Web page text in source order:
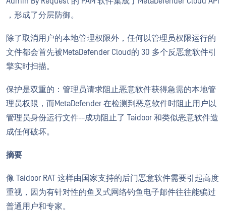
，形成了分层防御。
除了取消用户的本地管理权限外，任何以管理员权限运行的
文件都会首先被MetaDefender Cloud的 30 多个反恶意软件引
擎实时扫描。
保护是双重的：管理员请求阻止恶意软件获得急需的本地管
理员权限，而MetaDefender 在检测到恶意软件时阻止用户以
管理员身份运行文件--成功阻止了 Taidoor 和类似恶意软件造
成任何破坏。
摘要
像 Taidoor RAT 这样由国家支持的后门恶意软件需要引起高度
重视，因为有针对性的鱼叉式网络钓鱼电子邮件往往能骗过
普通用户和专家。